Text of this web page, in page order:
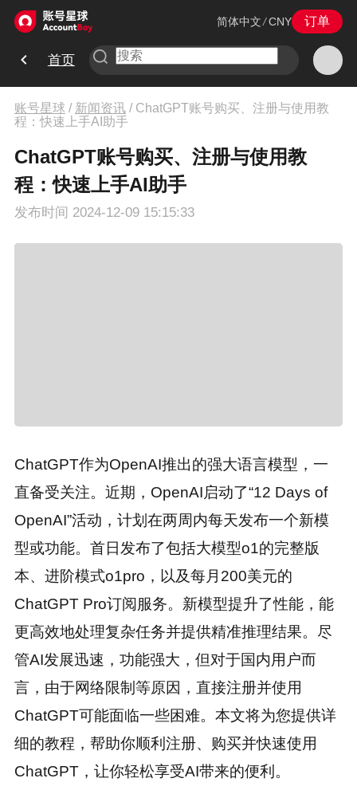
简体中文 /CNY 订单
首页
账号星球 / 新闻资讯/ ChatGPT账号购买、注册与使用教
程：快速上手AI助手
ChatGPT账号购买、注册与使用教
程：快速上手AI助手
发布时间 2024-12-09 15:15:33
ChatGPT作为OpenAI推出的强大语言模型，一
直备受关注。近期，OpenAI启动了“12 Days of
OpenAI”活动，计划在两周内每天发布一个新模
型或功能。首日发布了包括大模型o1的完整版
本、进阶模式o1pro，以及每月200美元的
ChatGPT Pro订阅服务。新模型提升了性能，能
更高效地处理复杂任务并提供精准推理结果。尽
管AI发展迅速，功能强大，但对于国内用户而
言，由于网络限制等原因，直接注册并使用
ChatGPT可能面临一些困难。本文将为您提供详
细的教程，帮助你顺利注册、购买并快速使用
ChatGPT，让你轻松享受AI带来的便利。